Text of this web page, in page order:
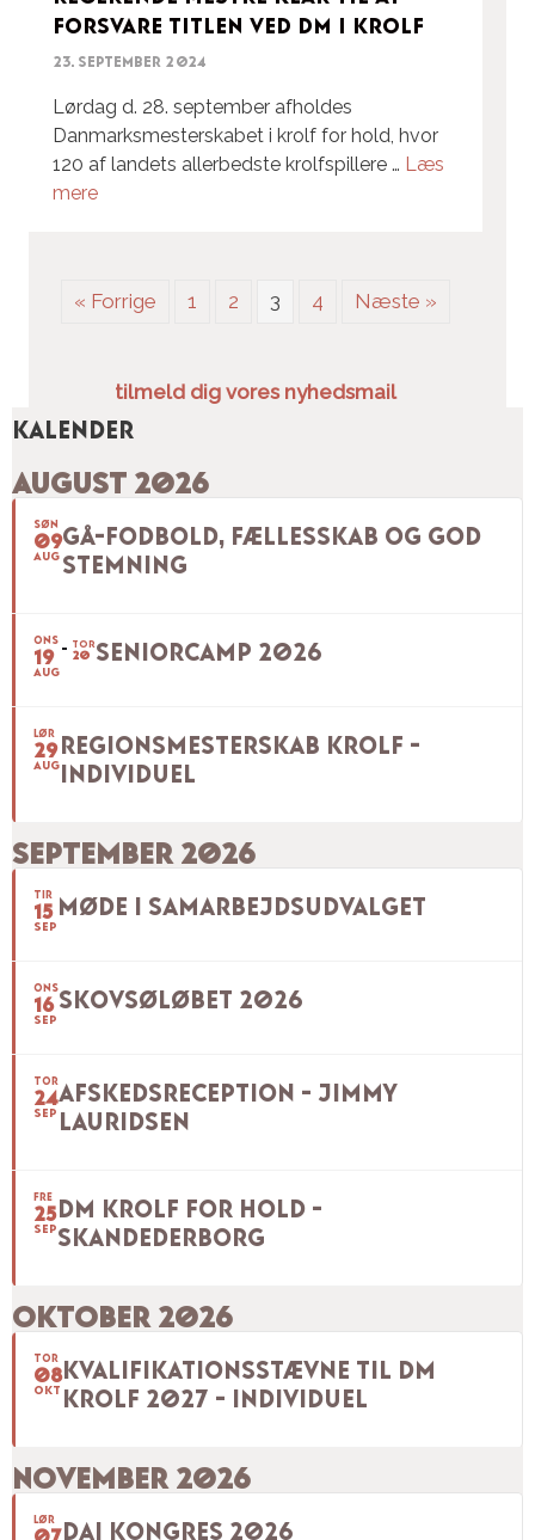
forsvare titlen ved DM i krolf
23. september 2024
Lørdag d. 28. september afholdes
Danmarksmesterskabet i krolf for hold, hvor
120 af landets allerbedste krolfspillere … Læs
mere
« Forrige 1 2 3 4 Næste »
tilmeld dig vores nyhedsmail
Kalender
AUGUST 2026
SØN
09
AUG
GÅ-FODBOLD, FÆLLESSKAB OG GOD
STEMNING
ONS
19
AUG
TOR
20 SENIORCAMP 2026
LØR
29
AUG
REGIONSMESTERSKAB KROLF -
INDIVIDUEL
SEPTEMBER 2026
TIR
15
SEP
MØDE I SAMARBEJDSUDVALGET
ONS
16
SEP
SKOVSØLØBET 2026
TOR
24
SEP
AFSKEDSRECEPTION - JIMMY
LAURIDSEN
FRE
25
SEP
DM KROLF FOR HOLD -
SKANDEDERBORG
OKTOBER 2026
TOR
08
OKT
KVALIFIKATIONSSTÆVNE TIL DM
KROLF 2027 - INDIVIDUEL
NOVEMBER 2026
LØR
07DAI KONGRES 2026